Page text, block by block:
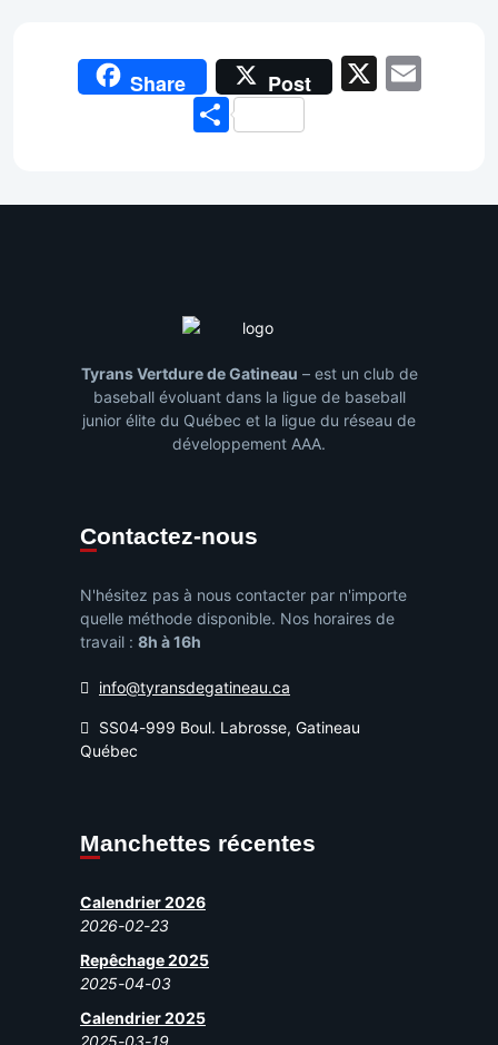
Share Post X
Share
Tyrans Vertdure de Gatineau – est un club de
baseball évoluant dans la ligue de baseball
junior élite du Québec et la ligue du réseau de
développement AAA.
Contactez-nous
N'hésitez pas à nous contacter par n'importe
quelle méthode disponible. Nos horaires de
travail : 8h à 16h
info@tyransdegatineau.ca
SS04-999 Boul. Labrosse, Gatineau
Québec
Manchettes récentes
Calendrier 2026
2026-02-23
Repêchage 2025
2025-04-03
Calendrier 2025
2025-03-19